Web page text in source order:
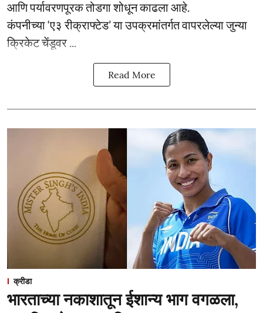
आणि पर्यावरणपूरक तोडगा शोधून काढला आहे.
कंपनीच्या ‘ए३ रीक्राफ्टेड’ या उपक्रमांतर्गत वापरलेल्या जुन्या
क्रिकेट चेंडूवर ...
Read More
क्रीडा
भारताच्या नकाशातून ईशान्य भाग वगळला,